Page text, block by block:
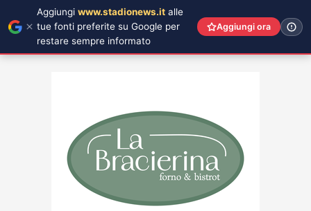
Aggiungi www.stadionews.it alle
tue fonti preferite su Google per
restare sempre informato
Aggiungi ora